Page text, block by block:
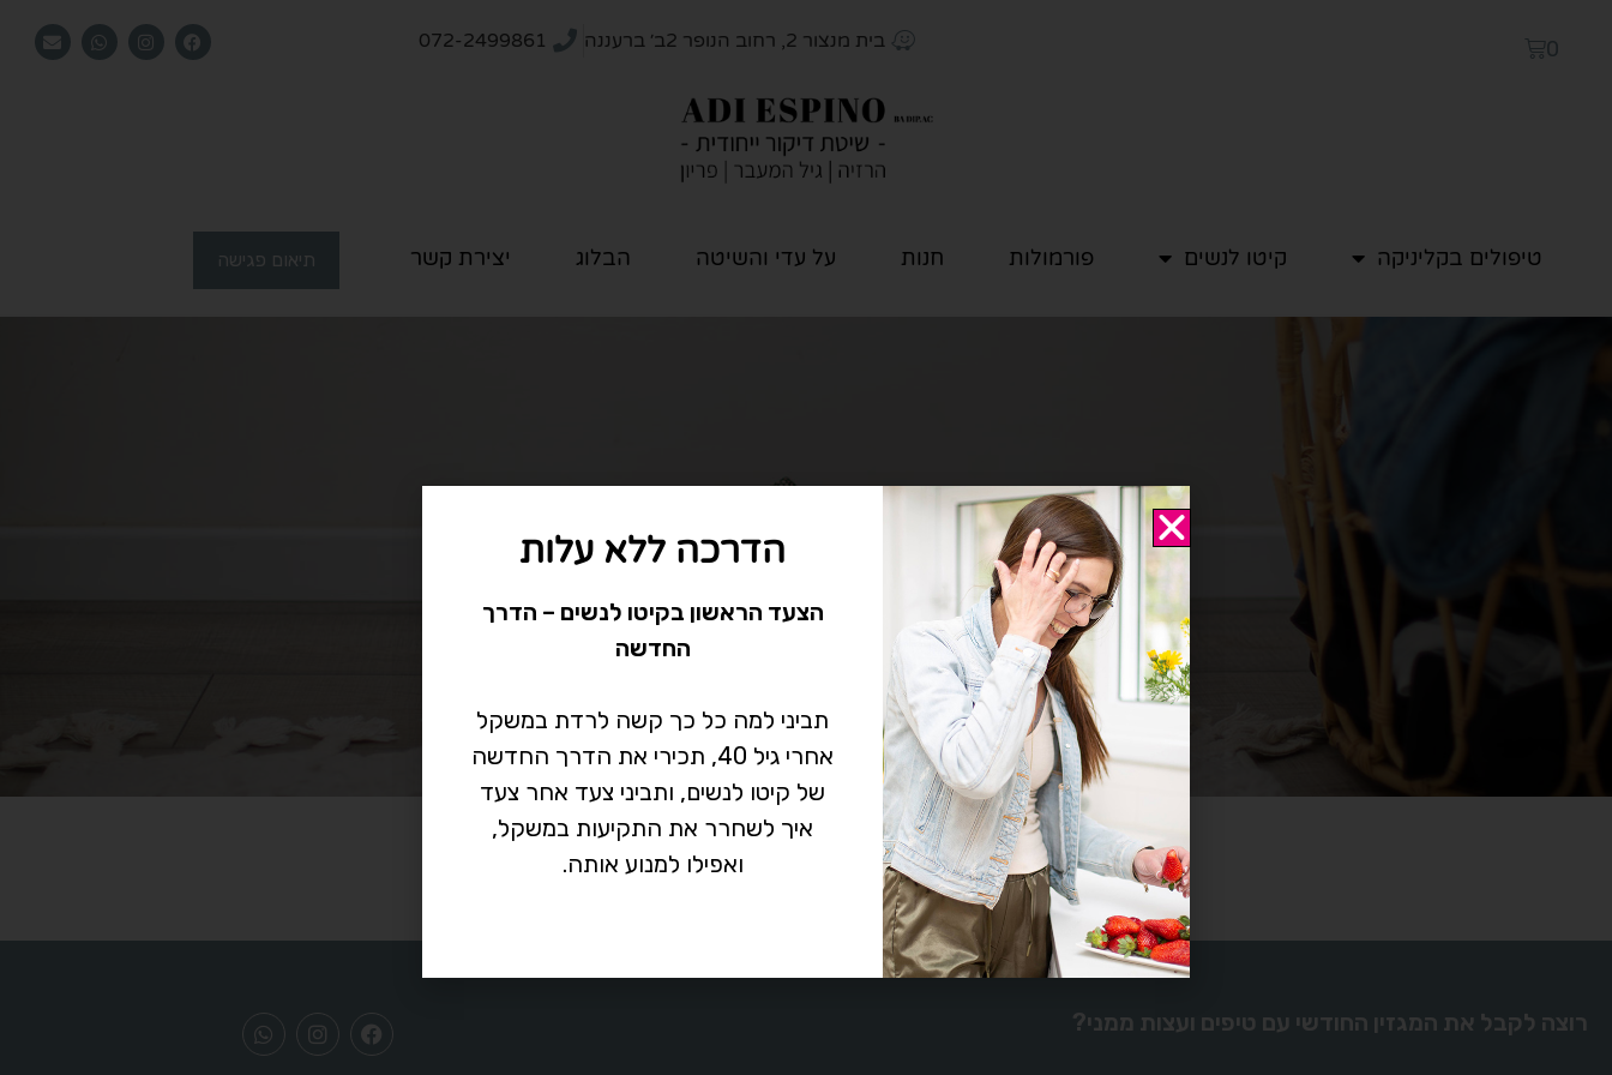
0 בית מנצור 2, רחוב הנופר 2ב׳ ברעננה 072-2499861
טיפולים בקליניקה קיטו לנשים פורמולות חנות על עדי והשיטה הבלוג יצירת קשר תיאום פגישה
רוצה לקבל את המגזין החודשי עם טיפים ועצות ממני?
הדרכה ללא עלות
הצעד הראשון בקיטו לנשים – הדרך
החדשה
תביני למה כל כך קשה לרדת במשקל
אחרי גיל 40, תכירי את הדרך החדשה
של קיטו לנשים, ותביני צעד אחר צעד
איך לשחרר את התקיעות במשקל,
ואפילו למנוע אותה.